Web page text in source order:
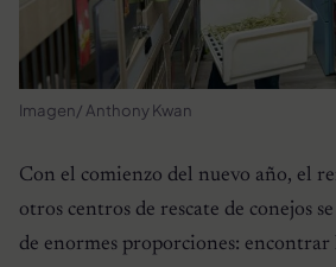
Imagen/ Anthony Kwan
Con el comienzo del nuevo año, el
otros centros de rescate de conejos
de enormes proporciones: encontrar